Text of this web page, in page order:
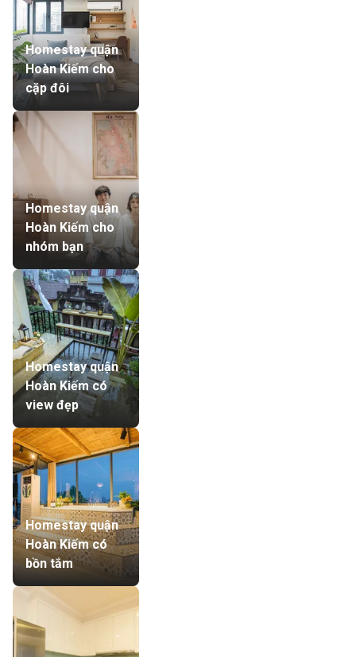
Homestay quận
Hoàn Kiếm cho
cặp đôi
Homestay quận
Hoàn Kiếm cho
nhóm bạn
Homestay quận
Hoàn Kiếm có
view đẹp
Homestay quận
Hoàn Kiếm có
bồn tắm